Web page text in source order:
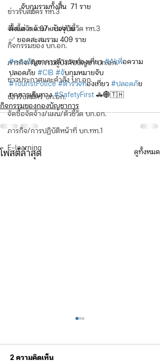
ข่าวรับสมัคร ทท.3
จัดซื้อจัดจ้าง/แผน/ตัวชี้วัด ทท.3
กิจกรรมของ บก.อก.
ภารกิจ/กิจกรรมผู้บังคับบัญชา บก.อก.
ข่าวประกาศและคำสั่ง บก.อก.
ข่าวรับสมัคร บก.อก.
จัดซื้อจัดจ้าง/แผน/ตัวชี้วัด บก.อก.
ภารกิจ/การปฏิบัติหน้าที่ บก.ทท.1
E-learning
      จับกุมรวมทั้งสิ้น  71 ราย
ตั้งแต่ ก.ค.67- ปัจจุบัน
✅ ยอดสะสมรวม 409 ราย
#กองบัญชาการตำรวจท่องเที่ยว #AIเพื่อความ
ปลอดภัย #CIB #จับกุมหมายจับ
#TouristPolice #ตำรวจท่องเที่ยว #ปลอดภัย
ทุกการเดินทาง #SafetyFirst 🚓🌐🇹🇭
กิจกรรมของกองบัญชาการ
โพสต์ล่าสุด ดูทั้งหมด
2 ความคิดเห็น